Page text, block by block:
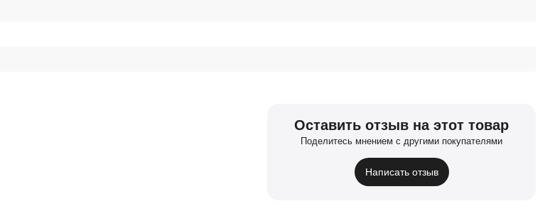
Оставить отзыв на этот товар
Поделитесь мнением с другими покупателями
Написать отзыв